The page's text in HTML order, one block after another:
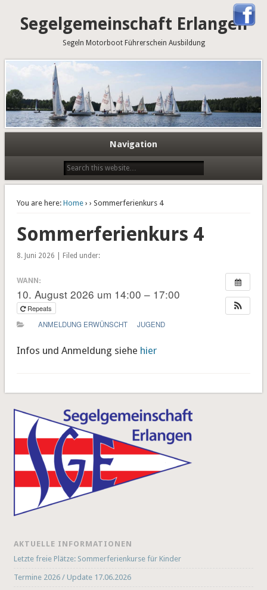
Segelgemeinschaft Erlangen
Segeln Motorboot Führerschein Ausbildung
Navigation
You are here: Home› › Sommerferienkurs 4
Sommerferienkurs 4
8. Juni 2026 | Filed under:
WANN:
10. August 2026 um 14:00 – 17:00
Repeats
ANMELDUNG ERWÜNSCHT
JUGEND
Infos und Anmeldung siehe hier
AKTUELLE INFORMATIONEN
Letzte freie Plätze: Sommerferienkurse für Kinder
Termine 2026 / Update 17.06.2026